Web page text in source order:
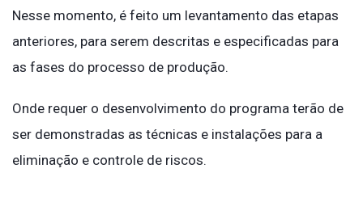
Nesse momento, é feito um levantamento das etapas
anteriores, para serem descritas e especificadas para
as fases do processo de produção.
Onde requer o desenvolvimento do programa terão de
ser demonstradas as técnicas e instalações para a
eliminação e controle de riscos.